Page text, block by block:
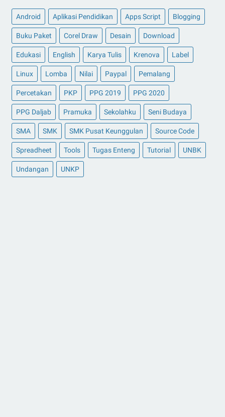
Android Aplikasi Pendidikan Apps Script Blogging
Buku Paket Corel Draw Desain Download
Edukasi English Karya Tulis Krenova Label
Linux Lomba Nilai Paypal Pemalang
Percetakan PKP PPG 2019 PPG 2020
PPG Daljab Pramuka Sekolahku Seni Budaya
SMA SMK SMK Pusat Keunggulan Source Code
Spreadheet Tools Tugas Enteng Tutorial UNBK
Undangan UNKP